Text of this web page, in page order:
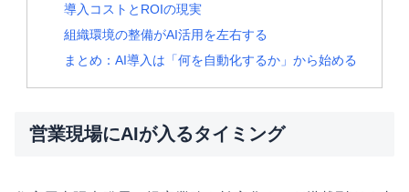
導入コストとROIの現実
組織環境の整備がAI活用を左右する
まとめ：AI導入は「何を自動化するか」から始める
営業現場にAIが入るタイミング